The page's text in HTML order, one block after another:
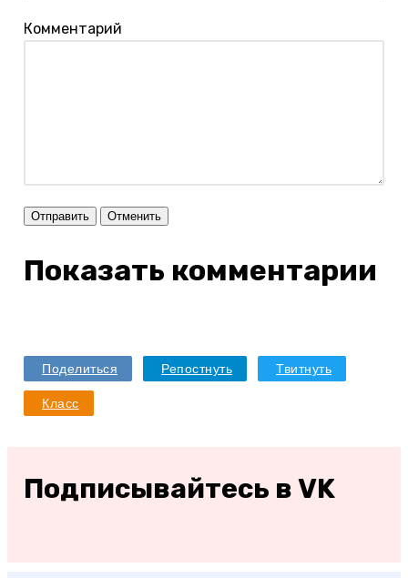
Комментарий
Отправить Отменить
Показать комментарии
Поделиться Репостнуть Твитнуть
Класс
Подписывайтесь в VK